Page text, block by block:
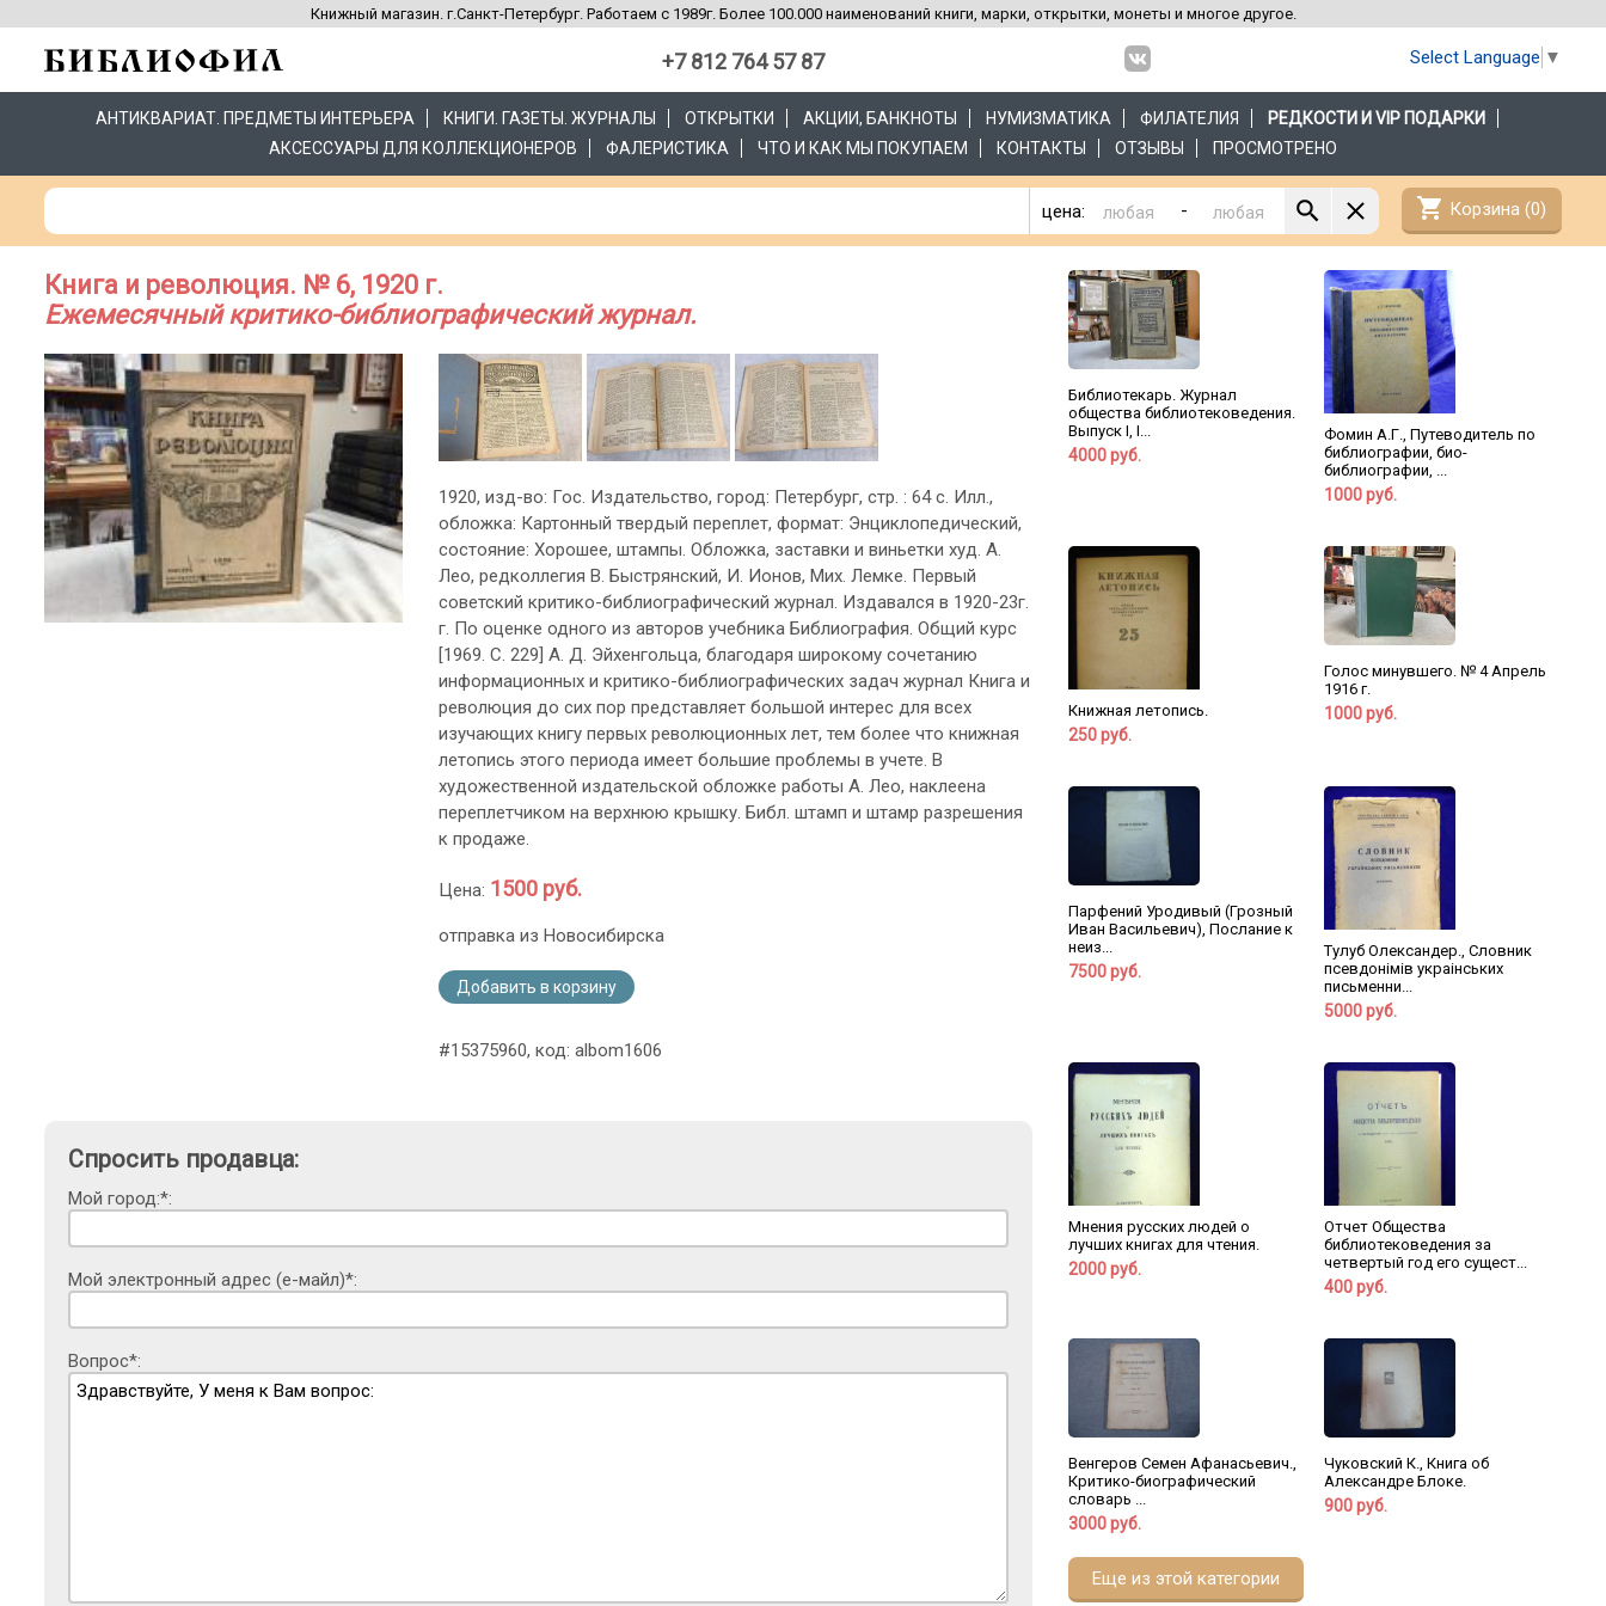
Книжный магазин. г.Санкт-Петербург. Работаем с 1989г. Более 100.000 наименований книги, марки, открытки, монеты и многое другое.
+7 812 764 57 87 Select Language ▼
АНТИКВАРИАТ. ПРЕДМЕТЫ ИНТЕРЬЕРА КНИГИ. ГАЗЕТЫ. ЖУРНАЛЫ ОТКРЫТКИ АКЦИИ, БАНКНОТЫ НУМИЗМАТИКА ФИЛАТЕЛИЯ
РЕДКОСТИ И VIP ПОДАРКИ
АКСЕССУАРЫ ДЛЯ КОЛЛЕКЦИОНЕРОВ
ФАЛЕРИСТИКА ЧТО И КАК МЫ ПОКУПАЕМ КОНТАКТЫ ОТЗЫВЫ ПРОСМОТРЕНО
цена: - shopping_cart Корзина (0)
Книга и революция. № 6, 1920 г.
Ежемесячный критико-библиографический журнал.
1920, изд-во: Гос. Издательство, город: Петербург, стр. : 64 с. Илл.,
обложка: Картонный твердый переплет, формат: Энциклопедический,
состояние: Хорошее, штампы. Обложка, заставки и виньетки худ. А.
Лео, редколлегия В. Быстрянский, И. Ионов, Мих. Лемке. Первый
советский критико-библиографический журнал. Издавался в 1920-23г.
г. По оценке одного из авторов учебника Библиография. Общий курс
[1969. С. 229] А. Д. Эйхенгольца, благодаря широкому сочетанию
информационных и критико-библиографических задач журнал Книга и
революция до сих пор представляет большой интерес для всех
изучающих книгу первых революционных лет, тем более что книжная
летопись этого периода имеет большие проблемы в учете. В
художественной издательской обложке работы А. Лео, наклеена
переплетчиком на верхнюю крышку. Библ. штамп и штамр разрешения
к продаже.
Цена: 1500 руб.
отправка из Новосибирска
Добавить в корзину
#15375960, код: albom1606
Спросить продавца:
Мой город:*:
Мой электронный адрес (е-майл)*:
Вопрос*:
Библиотекарь. Журнал
общества библиотековедения.
Выпуск I, I...
4000 руб.
Фомин А.Г., Путеводитель по
библиографии, био-
библиографии, ...
1000 руб.
Книжная летопись.
250 руб.
Голос минувшего. № 4 Апрель
1916 г.
1000 руб.
Парфений Уродивый (Грозный
Иван Васильевич), Послание к
неиз...
7500 руб.
Тулуб Олександер., Словник
псевдонiмiв украiнських
письменни...
5000 руб.
Мнения русских людей о
лучших книгах для чтения.
2000 руб.
Отчет Общества
библиотековедения за
четвертый год его сущест...
400 руб.
Венгеров Семен Афанасьевич.,
Критико-биографический
словарь ...
3000 руб.
Чуковский К., Книга об
Александре Блоке.
900 руб.
Еще из этой категории